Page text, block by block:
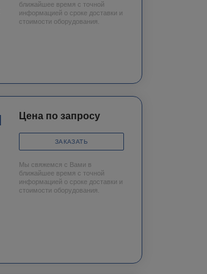
ближайшее время с точной
информацией о сроке доставки и
стоимости оборудования.
Цена по запросу
ЗАКАЗАТЬ
Мы свяжемся с Вами в
ближайшее время с точной
информацией о сроке доставки и
стоимости оборудования.